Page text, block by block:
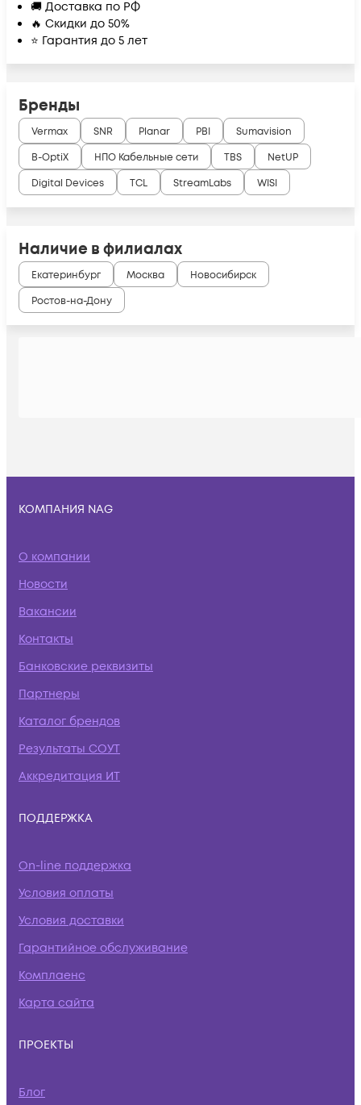
🚚 Доставка по РФ
🔥 Скидки до 50%
⭐ Гарантия до 5 лет
Бренды
Vermax SNR Planar PBI
Sumavision
B-OptiX
НПО Кабельные сети TBS
NetUP
Digital Devices
TCL StreamLabs WISI
Наличие в филиалах
Екатеринбург Москва
Новосибирск
Ростов-на-Дону
КОМПАНИЯ NAG
О компании
Новости
Вакансии
Контакты
Банковские реквизиты
Партнеры
Каталог брендов
Результаты СОУТ
Аккредитация ИТ
ПОДДЕРЖКА
On-line поддержка
Условия оплаты
Условия доставки
Гарантийное обслуживание
Комплаенс
Карта сайта
ПРОЕКТЫ
Блог